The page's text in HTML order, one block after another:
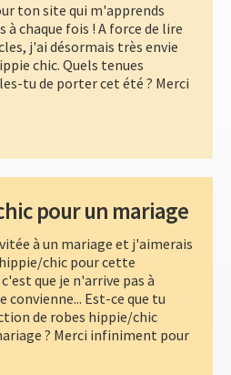
ton site qui m'apprends
chaque fois ! A force de lire
j'ai désormais très envie
chic. Quels tenues
tu de porter cet été ? Merci
pour un mariage
à un mariage et j'aimerais
chic pour cette
que je n'arrive pas à
convienne... Est-ce que tu
de robes hippie/chic
? Merci infiniment pour